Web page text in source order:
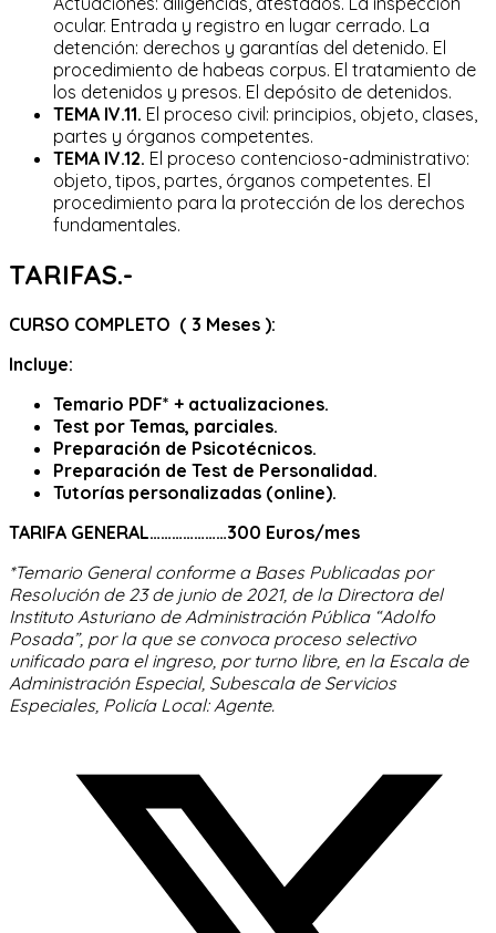
ocular. Entrada y registro en lugar cerrado. La
detención: derechos y garantías del detenido. El
procedimiento de habeas corpus. El tratamiento de
los detenidos y presos. El depósito de detenidos.
TEMA IV.11. El proceso civil: principios, objeto, clases,
partes y órganos competentes.
TEMA IV.12. El proceso contencioso-administrativo:
objeto, tipos, partes, órganos competentes. El
procedimiento para la protección de los derechos
fundamentales.
TARIFAS.-
CURSO COMPLETO ( 3 Meses ):
Incluye:
Temario PDF* + actualizaciones.
Test por Temas, parciales.
Preparación de Psicotécnicos.
Preparación de Test de Personalidad.
Tutorías personalizadas (online).
TARIFA GENERAL…………………300 Euros/mes
*Temario General conforme a Bases Publicadas por
Resolución de 23 de junio de 2021, de la Directora del
Instituto Asturiano de Administración Pública “Adolfo
Posada”, por la que se convoca proceso selectivo
unificado para el ingreso, por turno libre, en la Escala de
Administración Especial, Subescala de Servicios
Especiales, Policía Local: Agente.
window